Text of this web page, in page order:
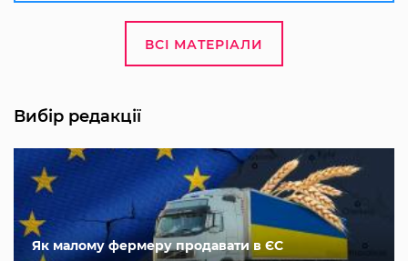
ВСІ МАТЕРІАЛИ
Вибір редакції
Як малому фермеру продавати в ЄС